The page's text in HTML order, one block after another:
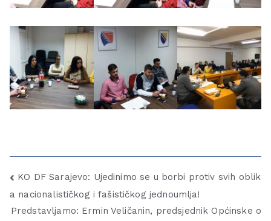
KO DF Sarajevo: Ujedinimo se u borbi protiv svih oblik
a nacionalističkog i fašističkog jednoumlja!
Predstavljamo: Ermin Veličanin, predsjednik Općinske o